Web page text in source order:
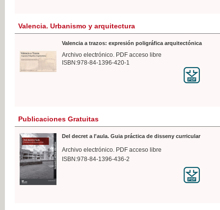
Valencia. Urbanismo y arquitectura
Valencia a trazos: expresión poligráfica arquitectónica
Archivo electrónico. PDF acceso libre
ISBN:978-84-1396-420-1
Publicaciones Gratuitas
Del decret a l'aula. Guia práctica de disseny curricular
Archivo electrónico. PDF acceso libre
ISBN:978-84-1396-436-2